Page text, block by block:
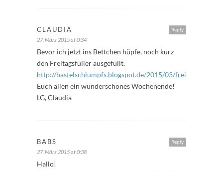
Reply
CLAUDIA
27. März 2015 at 0:34
Bevor ich jetzt ins Bettchen hüpfe, noch kurz
den Freitagsfüller ausgefüllt.
http://bastelschlumpfs.blogspot.de/2015/03/
Euch allen ein wunderschönes Wochenende!
LG, Claudia
Reply
BABS
27. März 2015 at 0:38
Hallo!